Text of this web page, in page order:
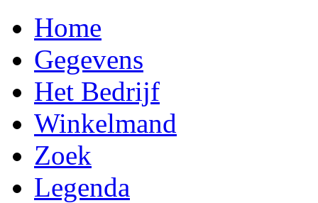
Home
Gegevens
Het Bedrijf
Winkelmand
Zoek
Legenda